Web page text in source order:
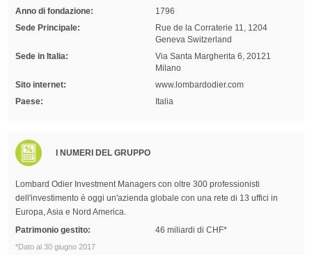
Anno di fondazione:
1796
Sede Principale:
Rue de la Corraterie 11, 1204
Geneva Switzerland
Sede in Italia:
Via Santa Margherita 6, 20121
Milano
Sito internet:
www.lombardodier.com
Paese:
Italia
I NUMERI DEL GRUPPO
Lombard Odier Investment Managers con oltre 300 professionisti
dell'investimento è oggi un'azienda globale con una rete di 13 uffici in
Europa, Asia e Nord America.
Patrimonio gestito:
46 miliardi di CHF*
*Dato al 30 giugno 2017